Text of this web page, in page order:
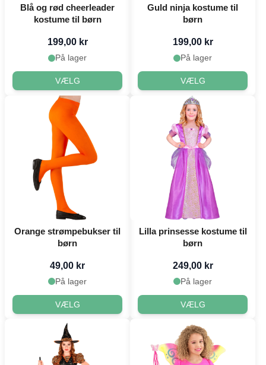
Blå og rød cheerleader
kostume til børn
199,00 kr
På lager
VÆLG
Guld ninja kostume til
børn
199,00 kr
På lager
VÆLG
Orange strømpebukser til
børn
49,00 kr
På lager
VÆLG
Lilla prinsesse kostume til
børn
249,00 kr
På lager
VÆLG